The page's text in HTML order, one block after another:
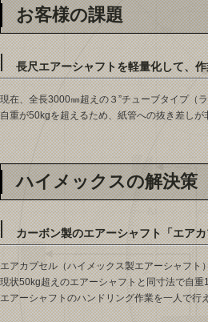
お客様の課題
長尺エアーシャフトを軽量化して、
現在、全長3000㎜超えの３”チューブタイプ（
自重が50kgを超えるため、紙管への抜き差し
ハイメックスの解決策
カーボン製のエアーシャフト「エア
エアカプセル（ハイメックス製エアーシャフ
現状50kg超えのエアーシャフトと同寸法で自
エアーシャフトのハンドリング作業を一人で